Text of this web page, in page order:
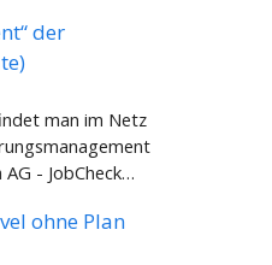
der
man im Netz
- JobCheck…
ohne Plan